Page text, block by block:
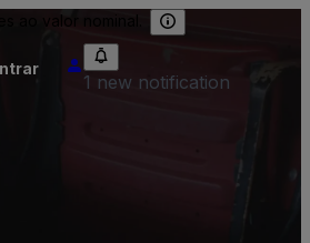
ao valor nominal.
1 new notification